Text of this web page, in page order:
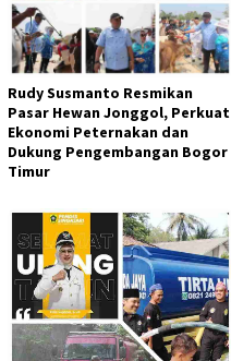
Rudy Susmanto Resmikan
Pasar Hewan Jonggol, Perkuat
Ekonomi Peternakan dan
Dukung Pengembangan Bogor
Timur